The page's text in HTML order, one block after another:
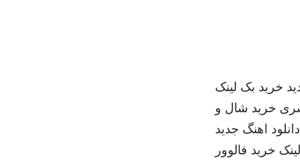
خرید بک لینک
خرید شال و
دانلود اهنگ جدید
خرید فالوور